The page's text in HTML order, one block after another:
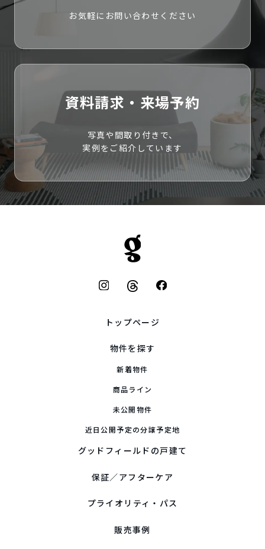
お気軽にお問い合わせください
資料請求・来場予約
写真や間取り付きで、
実例をご紹介しています
トップページ
物件を探す
新着物件
商品ライン
未公開物件
近日公開予定の分譲予定地
グッドフィールドの戸建て
保証／アフターケア
プライオリティ・パス
販売事例